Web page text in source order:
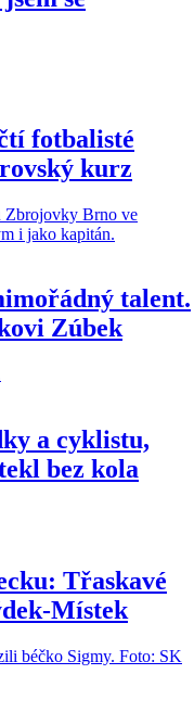
fotbalisté
kurz
talent.
Zúbek
a cyklistu,
bez kola
Třaskavé
Místek